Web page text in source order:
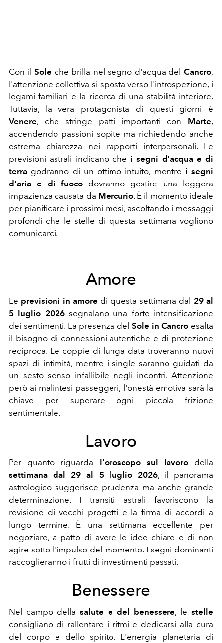
Con ilSole che brilla nel segno d'acqua delCancro,
l'attenzione collettiva si sposta verso l'introspezione, i
legami familiari e la ricerca di una stabilità interiore.
Tuttavia, la vera protagonista di questi giorni è
Venere, che stringe patti importanti con Marte,
accendendo passioni sopite ma richiedendo anche
estrema chiarezza nei rapporti interpersonali. Le
previsioni astrali indicano che i segni d'acqua e di
terra godranno di un ottimo intuito, mentre i segni
d'aria e di fuocodovranno gestire una leggera
impazienza causata da Mercurio. È il momento ideale
per pianificare i prossimi mesi, ascoltando i messaggi
profondi che le stelle di questa settimana vogliono
comunicarci.
Amore
Le previsioni in amore di questa settimana dal 29 al
5 luglio 2026segnalano una forte intensificazione
dei sentimenti. La presenza del Sole in Cancro esalta
il bisogno di connessioni autentiche e di protezione
reciproca. Le coppie di lunga data troveranno nuovi
spazi di intimità, mentre i single saranno guidati da
un sesto senso infallibile negli incontri. Attenzione
però ai malintesi passeggeri, l'onestà emotiva sarà la
chiave per superare ogni piccola frizione
sentimentale.
Lavoro
Per quanto riguarda l'oroscopo sul lavorodella
settimana dal 29 al 5 luglio 2026, il panorama
astrologico suggerisce prudenza ma anche grande
determinazione. I transiti astrali favoriscono la
revisione di vecchi progetti e la firma di accordi a
lungo termine. È una settimana eccellente per
negoziare, a patto di avere le idee chiare e di non
agire sotto l'impulso del momento. I segni dominanti
raccoglieranno i frutti di investimenti passati.
Benessere
Nel campo dellasalute e del benessere, le stelle
consigliano di rallentare i ritmi e dedicarsi alla cura
del corpo e dello spirito. L'energia planetaria di